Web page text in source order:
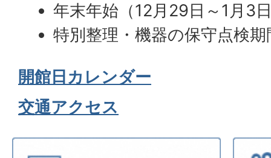
年末年始（12月29日～1月3
特別整理・機器の保守点検期
開館日カレンダー
交通アクセス